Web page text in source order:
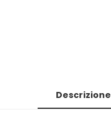
Descrizione